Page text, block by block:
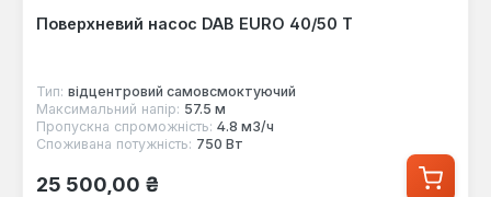
Поверхневий насос DAB EURO 40/50 T
Тип: відцентровий самовсмоктуючий
Максимальний напір: 57.5 м
Пропускна спроможність: 4.8 м3/ч
Споживана потужність: 750 Вт
Звичайна ціна:
25 500,00 ₴